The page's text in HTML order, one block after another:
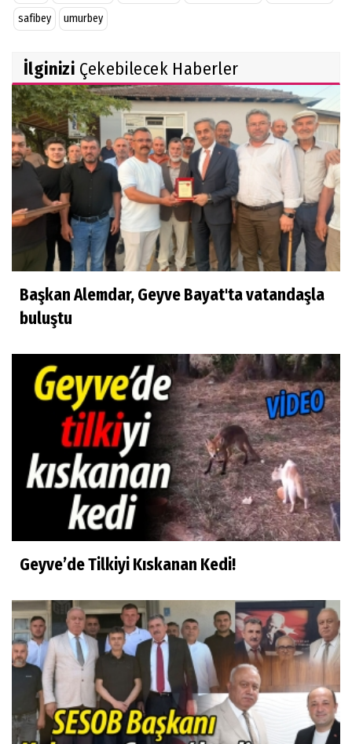
safibey
umurbey
İlginizi Çekebilecek Haberler
Başkan Alemdar, Geyve Bayat'ta vatandaşla
buluştu
Geyve’de Tilkiyi Kıskanan Kedi!